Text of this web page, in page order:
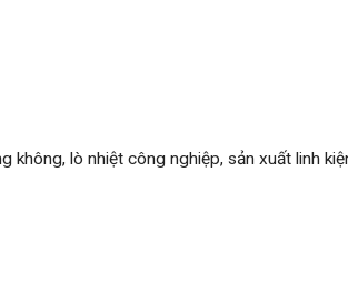
lò nhiệt công nghiệp, sản xuất linh